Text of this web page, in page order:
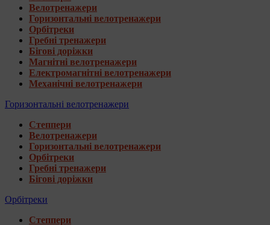
Велотренажери
Горизонтальні велотренажери
Орбітреки
Гребні тренажери
Бігові доріжки
Магнітні велотренажери
Електромагнітні велотренажери
Механічні велотренажери
Горизонтальні велотренажери
Степпери
Велотренажери
Горизонтальні велотренажери
Орбітреки
Гребні тренажери
Бігові доріжки
Орбітреки
Степпери